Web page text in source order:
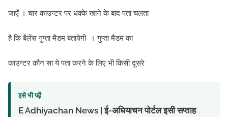
जाएँ । चार काउन्टर पर धक्के खाने के बाद पता चलता
है कि बैलेंस गुप्ता मैडम बतायेगी । गुप्ता मैडम का
काउन्टर कौन सा ये पता करने के लिए भी किसी दूसरे
इसे भी पढ़ें
E Adhiyachan News | ई-अधियाचन पोर्टल इसी सप्ताह